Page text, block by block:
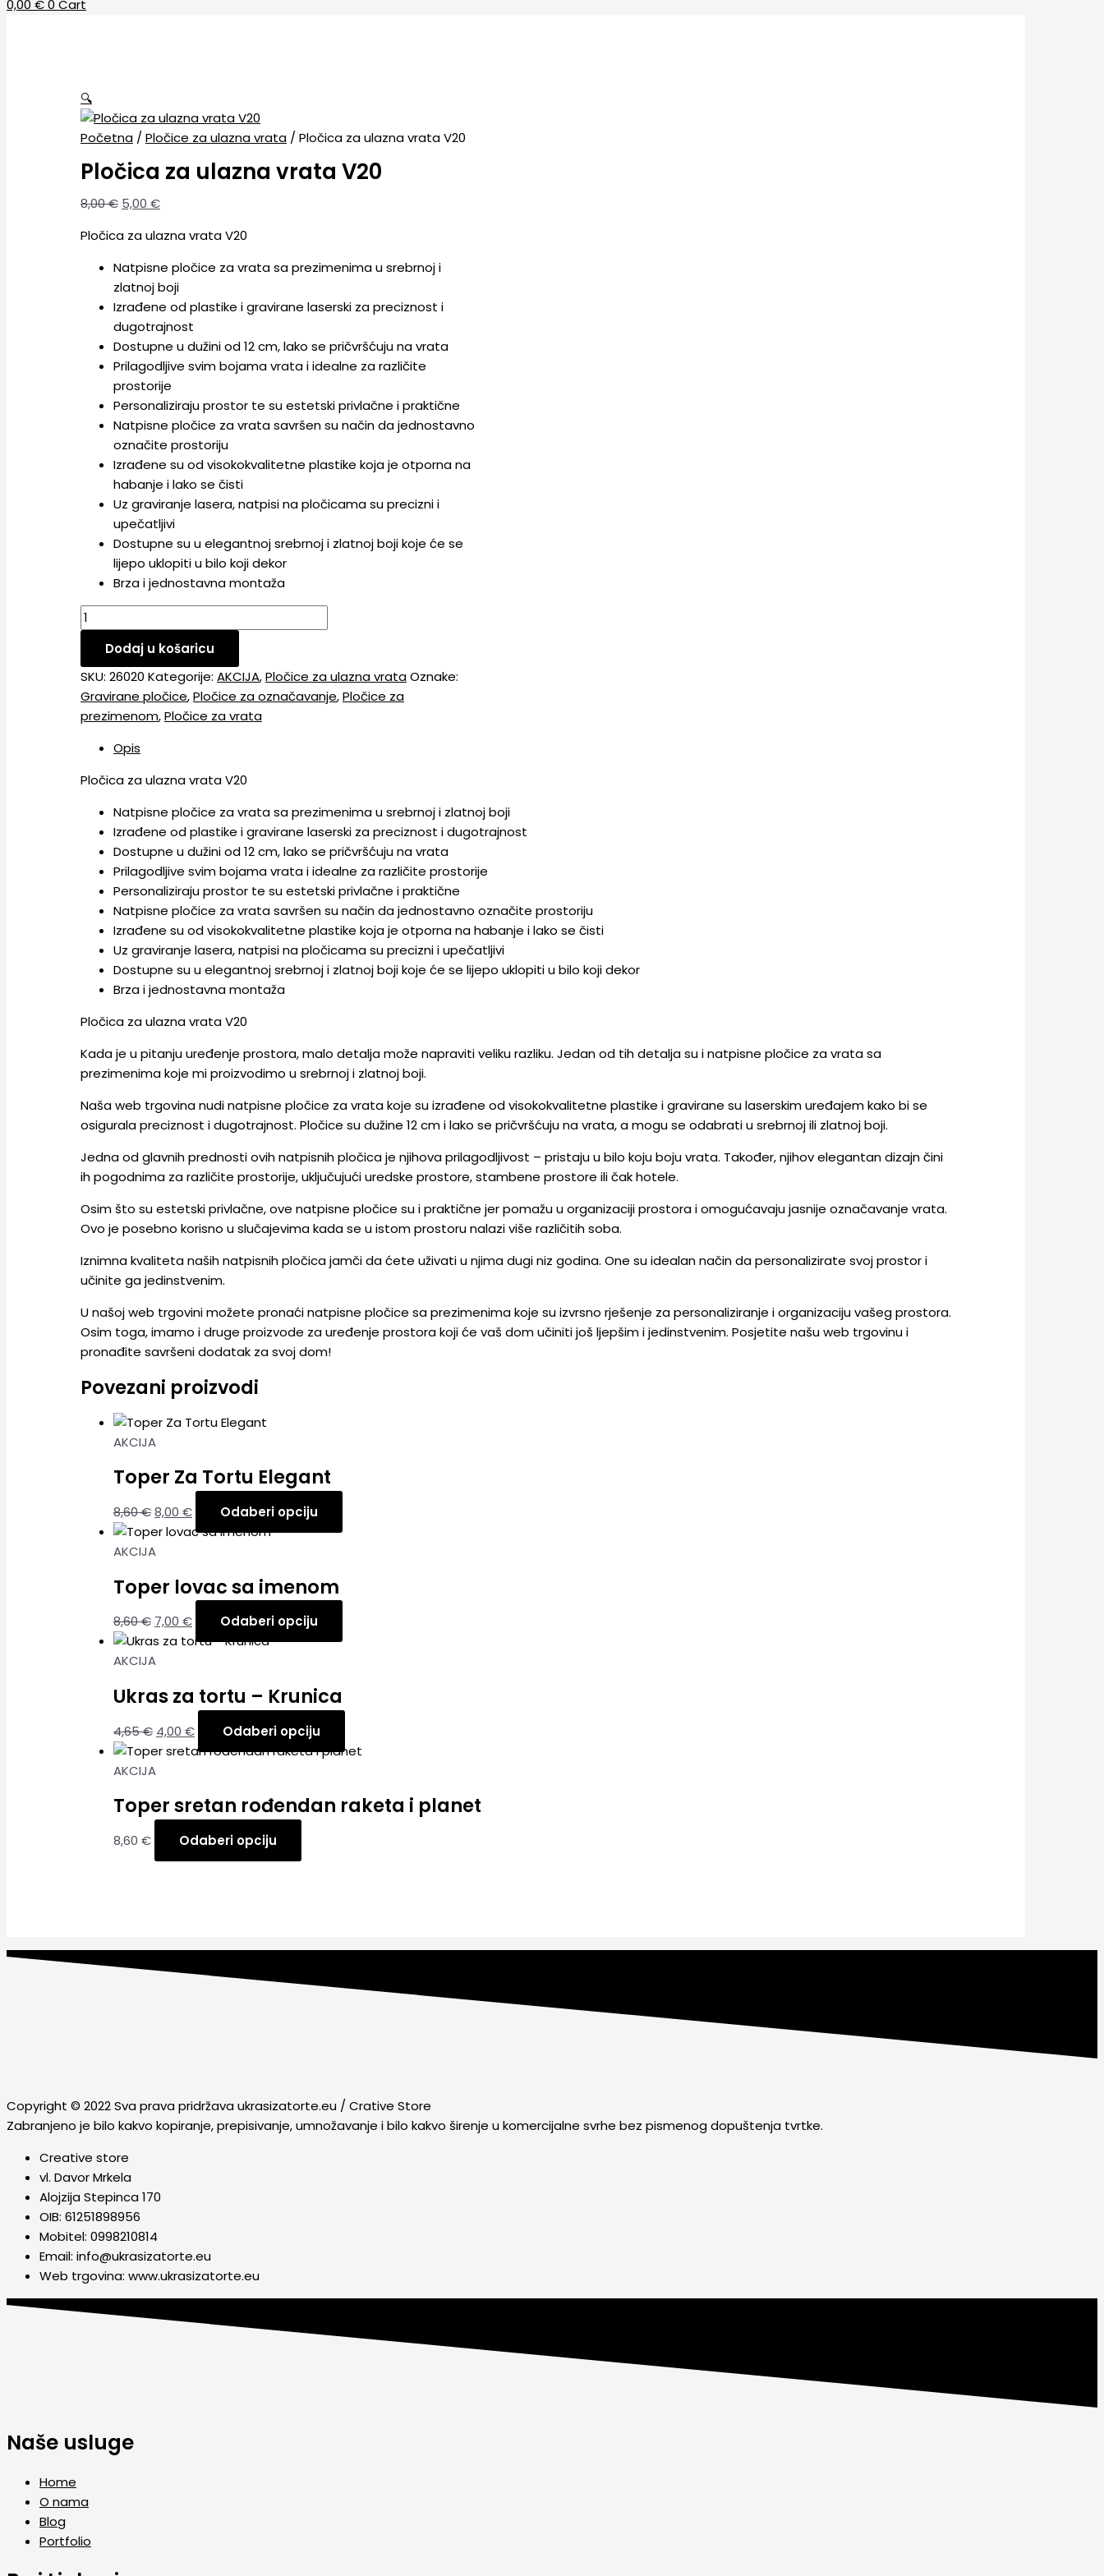
0,00 €0 Cart
🔍
Početna / Pločice za ulazna vrata / Pločica za ulazna vrata V20
Pločica za ulazna vrata V20
8,00€ 5,00 €
Pločica za ulazna vrata V20
Natpisne pločice za vrata sa prezimenima u srebrnoj i
zlatnoj boji
Izrađene od plastike i gravirane laserski za preciznost i
dugotrajnost
Dostupne u dužini od 12 cm, lako se pričvršćuju na vrata
Prilagodljive svim bojama vrata i idealne za različite
prostorije
Personaliziraju prostor te su estetski privlačne i praktične
Natpisne pločice za vrata savršen su način da jednostavno
označite prostoriju
Izrađene su od visokokvalitetne plastike koja je otporna na
habanje i lako se čisti
Uz graviranje lasera, natpisi na pločicama su precizni i
upečatljivi
Dostupne su u elegantnoj srebrnoj i zlatnoj boji koje će se
lijepo uklopiti u bilo koji dekor
Brza i jednostavna montaža
Dodaj u košaricu
SKU: 26020 Kategorije: AKCIJA,Pločice za ulazna vrataOznake:
Gravirane pločice,Pločice za označavanje,Pločice za
prezimenom,Pločice za vrata
Opis
Pločica za ulazna vrata V20
Natpisne pločice za vrata sa prezimenima u srebrnoj i zlatnoj boji
Izrađene od plastike i gravirane laserski za preciznost i dugotrajnost
Dostupne u dužini od 12 cm, lako se pričvršćuju na vrata
Prilagodljive svim bojama vrata i idealne za različite prostorije
Personaliziraju prostor te su estetski privlačne i praktične
Natpisne pločice za vrata savršen su način da jednostavno označite prostoriju
Izrađene su od visokokvalitetne plastike koja je otporna na habanje i lako se čisti
Uz graviranje lasera, natpisi na pločicama su precizni i upečatljivi
Dostupne su u elegantnoj srebrnoj i zlatnoj boji koje će se lijepo uklopiti u bilo koji dekor
Brza i jednostavna montaža
Pločica za ulazna vrata V20
Kada je u pitanju uređenje prostora, malo detalja može napraviti veliku razliku. Jedan od tih detalja su i natpisne pločice za vrata sa
prezimenima koje mi proizvodimo u srebrnoj i zlatnoj boji.
Naša web trgovina nudi natpisne pločice za vrata koje su izrađene od visokokvalitetne plastike i gravirane su laserskim uređajem kako bi se
osigurala preciznost i dugotrajnost. Pločice su dužine 12 cm i lako se pričvršćuju na vrata, a mogu se odabrati u srebrnoj ili zlatnoj boji.
Jedna od glavnih prednosti ovih natpisnih pločica je njihova prilagodljivost – pristaju u bilo koju boju vrata. Također, njihov elegantan dizajn čini
ih pogodnima za različite prostorije, uključujući uredske prostore, stambene prostore ili čak hotele.
Osim što su estetski privlačne, ove natpisne pločice su i praktične jer pomažu u organizaciji prostora i omogućavaju jasnije označavanje vrata.
Ovo je posebno korisno u slučajevima kada se u istom prostoru nalazi više različitih soba.
Iznimna kvaliteta naših natpisnih pločica jamči da ćete uživati u njima dugi niz godina. One su idealan način da personalizirate svoj prostor i
učinite ga jedinstvenim.
U našoj web trgovini možete pronaći natpisne pločice sa prezimenima koje su izvrsno rješenje za personaliziranje i organizaciju vašeg prostora.
Osim toga, imamo i druge proizvode za uređenje prostora koji će vaš dom učiniti još ljepšim i jedinstvenim. Posjetite našu web trgovinu i
pronađite savršeni dodatak za svoj dom!
Povezani proizvodi
AKCIJA
Toper Za Tortu Elegant
8,60€8,00 € Odaberi opciju
AKCIJA
Toper lovac sa imenom
8,60€ 7,00 € Odaberi opciju
AKCIJA
Ukras za tortu – Krunica
4,65€ 4,00 € Odaberi opciju
AKCIJA
Toper sretan rođendan raketa i planet
8,60 € Odaberi opciju
Copyright © 2022 Sva prava pridržava ukrasizatorte.eu / Crative Store
Zabranjeno je bilo kakvo kopiranje, prepisivanje, umnožavanje i bilo kakvo širenje u komercijalne svrhe bez pismenog dopuštenja tvrtke.
Creative store
vl. Davor Mrkela
Alojzija Stepinca 170
OIB: 61251898956
Mobitel: 0998210814
Email: info@ukrasizatorte.eu
Web trgovina: www.ukrasizatorte.eu
Naše usluge
Home
O nama
Blog
Portfolio